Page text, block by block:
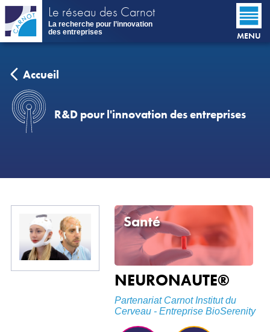
Aller
contenu
principal
Le réseau des Carnot
La recherche pour l’innovation
des entreprises
MENU
Accueil
R&D pour l'innovation des entreprises
Santé
NEURONAUTE®
Partenariat Carnot Institut du
Cerveau - Entreprise BioSerenity